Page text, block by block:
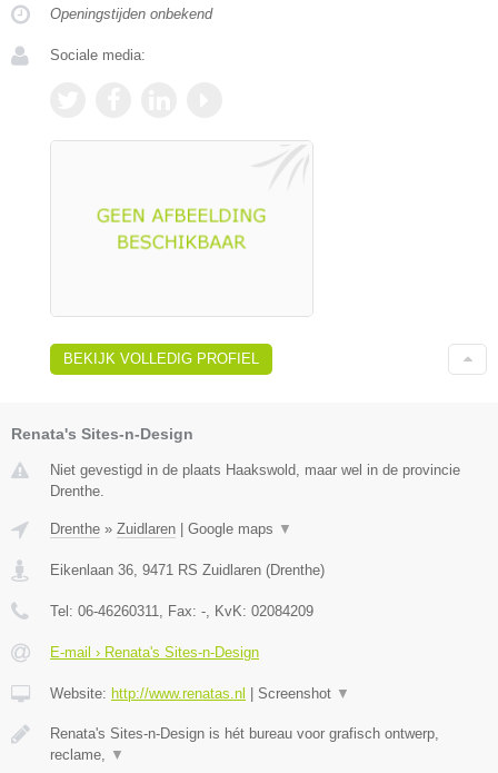
Openingstijden onbekend
Sociale media:
BEKIJK VOLLEDIG PROFIEL
Renata's Sites-n-Design
Niet gevestigd in de plaats Haakswold, maar wel in de provincie
Drenthe.
Drenthe » Zuidlaren Google maps ▼
Eikenlaan 36 9471 RS Zuidlaren (Drenthe)
Tel: 06-46260311 , Fax: - , KvK: 02084209
E-mail › Renata's Sites-n-Design
Website: http://www.renatas.nl Screenshot ▼
Renata's Sites-n-Design is hét bureau voor grafisch ontwerp,
reclame,
▼